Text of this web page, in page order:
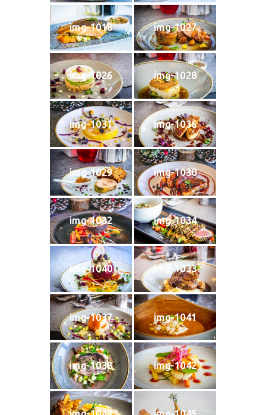
img-1018 img-1027
img-1026 img-1028
img-1031 img-1036
img-1029 img-1030
img-1032 img-1034
img-1040 img-1033
img-1037 img-1041
img-1038 img-1042